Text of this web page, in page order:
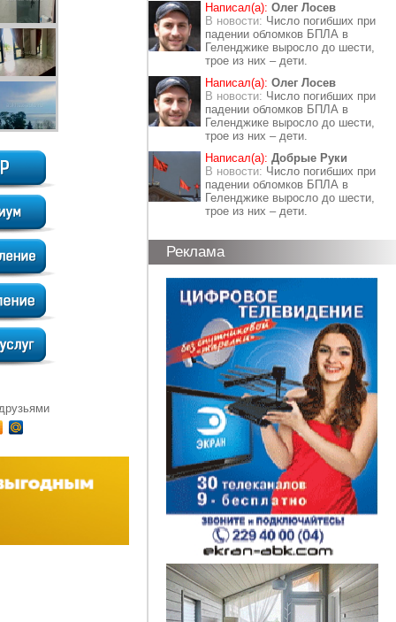
Написал(а): Олег Лосев
В новости: Число погибших при
падении обломков БПЛА в
Геленджике выросло до шести,
трое из них – дети.
Написал(а): Олег Лосев
В новости: Число погибших при
падении обломков БПЛА в
Геленджике выросло до шести,
трое из них – дети.
Написал(а): Добрые Руки
В новости: Число погибших при
падении обломков БПЛА в
Геленджике выросло до шести,
трое из них – дети.
Реклама